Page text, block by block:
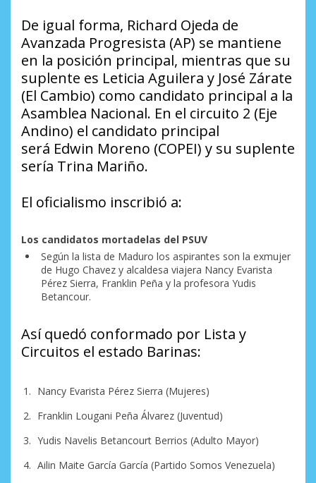
De igual forma, Richard Ojeda de
Avanzada Progresista (AP) se mantiene
en la posición principal, mientras que su
suplente es Leticia Aguilera y José Zárate
(El Cambio) como candidato principal a la
Asamblea Nacional. En el circuito 2 (Eje
Andino) el candidato principal
será Edwin Moreno (COPEI) y su suplente
sería Trina Mariño.
El oficialismo inscribió a:
Los candidatos mortadelas del PSUV
Según la lista de Maduro los aspirantes son la exmujer
de Hugo Chavez y alcaldesa viajera Nancy Evarista
Pérez Sierra, Franklin Peña y la profesora Yudis
Betancour.
Así quedó conformado por Lista y
Circuitos el estado Barinas:
Nancy Evarista Pérez Sierra (Mujeres)
Franklin Lougani Peña Álvarez (Juventud)
Yudis Navelis Betancourt Berrios (Adulto Mayor)
Ailin Maite García García (Partido Somos Venezuela)